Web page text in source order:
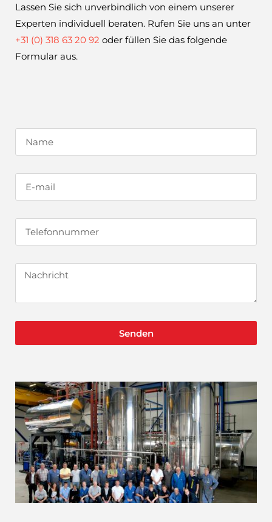
Lassen Sie sich unverbindlich von einem unserer
Experten individuell beraten. Rufen Sie uns an unter
+31 (0) 318 63 20 92 oder füllen Sie das folgende
Formular aus.
Senden